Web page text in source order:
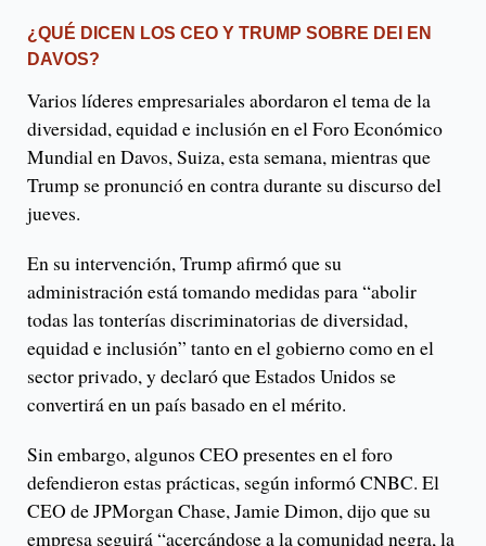
¿QUÉ DICEN LOS CEO Y TRUMP SOBRE DEI EN
DAVOS?
Varios líderes empresariales abordaron el tema de la
diversidad, equidad e inclusión en el Foro Económico
Mundial en Davos, Suiza, esta semana, mientras que
Trump se pronunció en contra durante su discurso del
jueves.
En su intervención, Trump afirmó que su
administración está tomando medidas para “abolir
todas las tonterías discriminatorias de diversidad,
equidad e inclusión” tanto en el gobierno como en el
sector privado, y declaró que Estados Unidos se
convertirá en un país basado en el mérito.
Sin embargo, algunos CEO presentes en el foro
defendieron estas prácticas, según informó CNBC. El
CEO de JPMorgan Chase, Jamie Dimon, dijo que su
empresa seguirá “acercándose a la comunidad negra, la